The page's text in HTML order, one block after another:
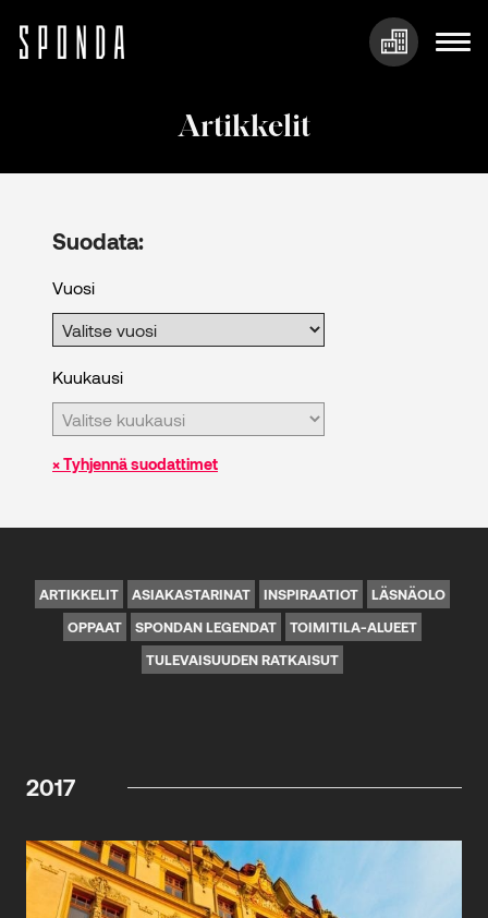
Artikkelit
Suodata:
Vuosi
Kuukausi
× Tyhjennä suodattimet
ARTIKKELIT ASIAKASTARINAT INSPIRAATIOT
LÄSNÄOLO
OPPAAT
SPONDAN LEGENDAT
TOIMITILA-ALUEET
TULEVAISUUDEN RATKAISUT
2017